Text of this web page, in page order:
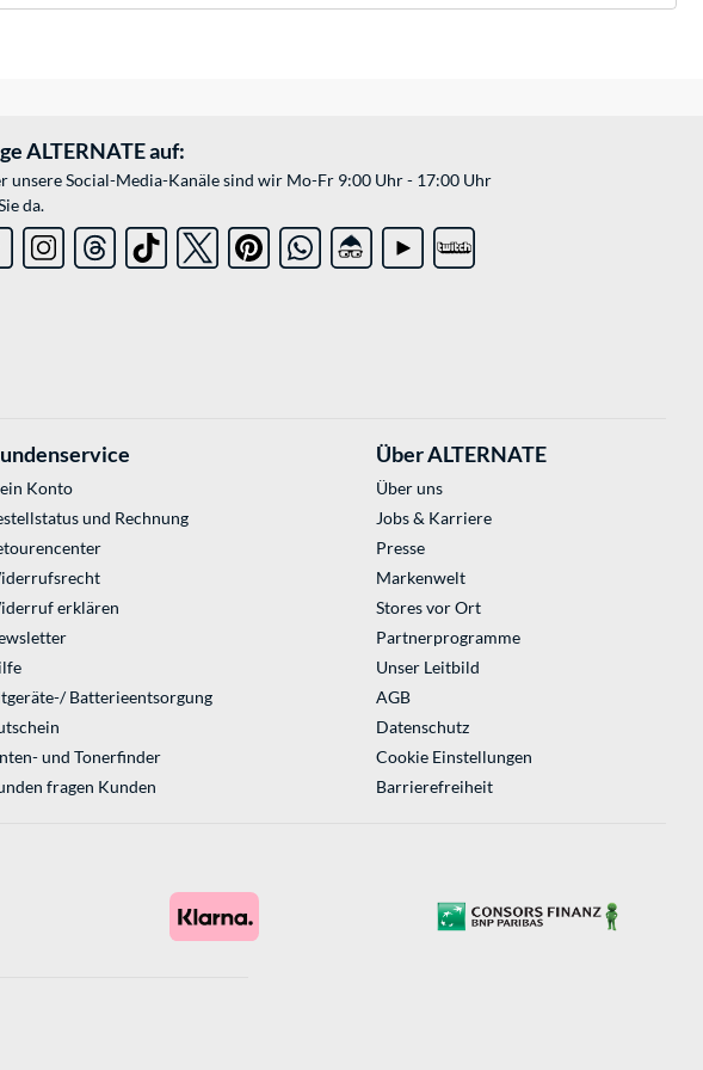
ALTERNATE auf:
unsere Social-Media-Kanäle sind wir Mo-Fr 9:00 Uhr - 17:00 Uhr
da.
Konto
und Rechnung
erklären
Batterieentsorgung
und Tonerfinder
fragen Kunden
Über ALTERNATE
Über uns
Jobs & Karriere
Presse
Markenwelt
Stores vor Ort
Partnerprogramme
Unser Leitbild
AGB
Datenschutz
Cookie Einstellungen
Barrierefreiheit